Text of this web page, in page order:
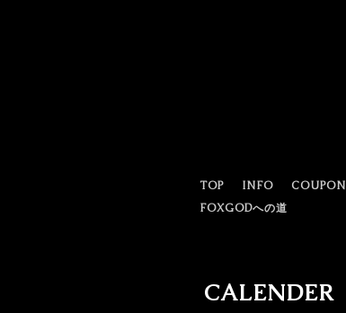
TOP INFO COUPON
FOXGODへの道
CALENDER